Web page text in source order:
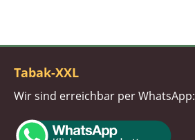
Tabak-XXL
Wir sind erreichbar per WhatsApp: